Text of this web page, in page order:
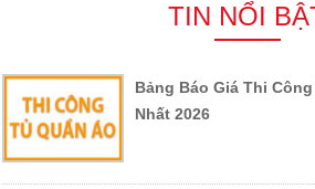
TIN NỔI
Bảng Báo Giá Thi
Nhất 2026